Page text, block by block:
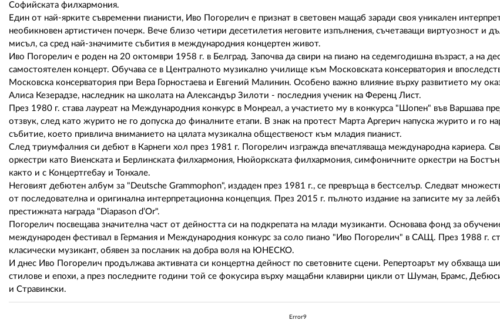
Софийската филхармония.
Един от най-ярките съвременни пианисти, Иво Погорелич е признат в световен мащаб заради своя уникален
необикновен артистичен почерк. Вече близо четири десетилетия неговите изпълнения, съчетаващи виртуозност и
мисъл, са сред най-значимите събития в международния концертен живот.
Иво Погорелич е роден на 20 октомври 1958 г. в Белград. Започва да свири на пиано на седемгодишна възраст, а на
самостоятелен концерт. Обучава се в Централното музикално училище към Московската консерватория и
Московска консерватория при Вера Горностаева и Евгений Малинин. Особено важно влияние върху развитието му
Алиса Кезерадзе, наследник на школата на Александър Зилоти - последния ученик на Ференц Лист.
През 1980 г. става лауреат на Международния конкурс в Монреал, а участието му в конкурса "Шопен" във Варшава
отзвук, след като журито не го допуска до финалните етапи. В знак на протест Марта Аргерич напуска журито и го
събитие, което привлича вниманието на цялата музикална общественост към младия пианист.
След триумфалния си дебют в Карнеги хол през 1981 г. Погорелич изгражда впечатляваща международна кариера.
оркестри като Виенската и Берлинската филхармония, Нюйоркската филхармония, симфоничните оркестри на
както и с Концертгебау и Тонхале.
Неговият дебютен албум за "Deutsche Grammophon", издаден през 1981 г., се превръща в бестселър. Следват
от последователна и оригинална интерпретационна концепция. През 2015 г. пълното издание на записите му за
престижната награда "Diapason d’Or".
Погорелич посвещава значителна част от дейността си на подкрепата на млади музиканти. Основава фонд за
международен фестивал в Германия и Международния конкурс за соло пиано "Иво Погорелич" в САЩ. През 1988 г.
класически музикант, обявен за посланик на добра воля на ЮНЕСКО.
И днес Иво Погорелич продължава активната си концертна дейност по световните сцени. Репертоарът му обхваща
стилове и епохи, а през последните години той се фокусира върху мащабни клавирни цикли от Шуман, Брамс,
и Стравински.
Error9